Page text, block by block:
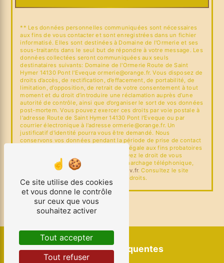
** Les données personnelles communiquées sont nécessaires
aux fins de vous contacter et sont enregistrées dans un fichier
informatisé. Elles sont destinées à Domaine de l'Ormerie et ses
sous-traitants dans le seul but de répondre à votre message. Les
données collectées seront communiquées aux seuls
destinataires suivants: Domaine de l'Ormerie Route de Saint
Hymer 14130 Pont l'Eveque ormerie@orange.fr. Vous disposez de
droits d’accès, de rectification, d’effacement, de portabilité, de
limitation, d’opposition, de retrait de votre consentement à tout
moment et du droit d’introduire une réclamation auprès d’une
autorité de contrôle, ainsi que d’organiser le sort de vos données
post-mortem. Vous pouvez exercer ces droits par voie postale à
l'adresse Route de Saint Hymer 14130 Pont l'Eveque ou par
courrier électronique à l'adresse ormerie@orange.fr. Un
justificatif d'identité pourra vous être demandé. Nous
conservons vos données pendant la période de prise de contact
puis pendant la durée de prescription légale aux fins probatoires
et de gestion des contentieux. Vous avez le droit de vous
inscrire sur la liste d'opposition au démarchage téléphonique,
disponible à cette adresse:
Bloctel.gouv.fr. Consultez le site
cnil.fr pour plus d’informations sur vos droits.
Recherches fréquentes
Ce site utilise des cookies
et vous donne le contrôle
sur ceux que vous
souhaitez activer
Tout accepter
Tout refuser